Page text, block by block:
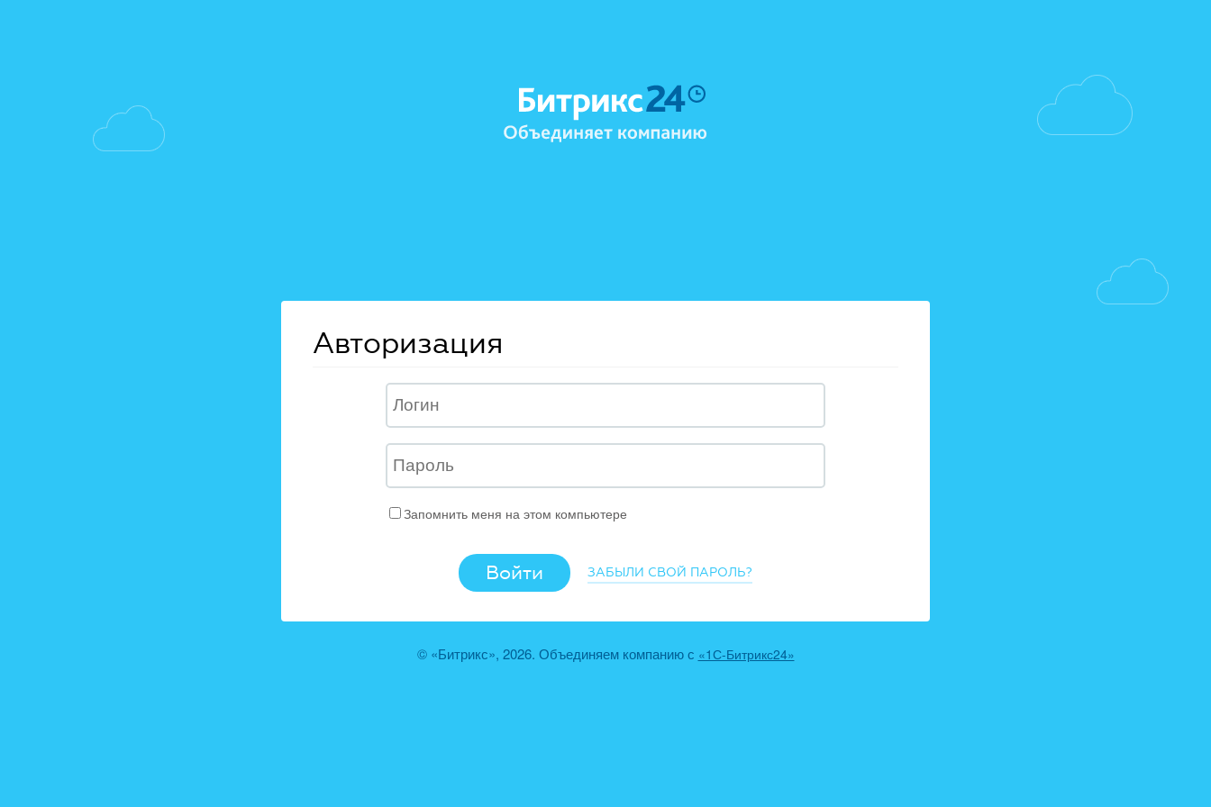
Авторизация
Запомнить меня на этом компьютере
ЗАБЫЛИ СВОЙ ПАРОЛЬ?
© «Битрикс», 2026. Объединяем компанию с «1С-Битрикс24»